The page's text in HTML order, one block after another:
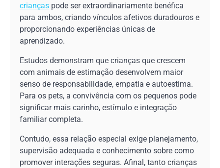
crianças pode ser extraordinariamente benéfica
para ambos, criando vínculos afetivos duradouros e
proporcionando experiências únicas de
aprendizado.
Estudos demonstram que crianças que crescem
com animais de estimação desenvolvem maior
senso de responsabilidade, empatia e autoestima.
Para os pets, a convivência com os pequenos pode
significar mais carinho, estímulo e integração
familiar completa.
Contudo, essa relação especial exige planejamento,
supervisão adequada e conhecimento sobre como
promover interações seguras. Afinal, tanto crianças